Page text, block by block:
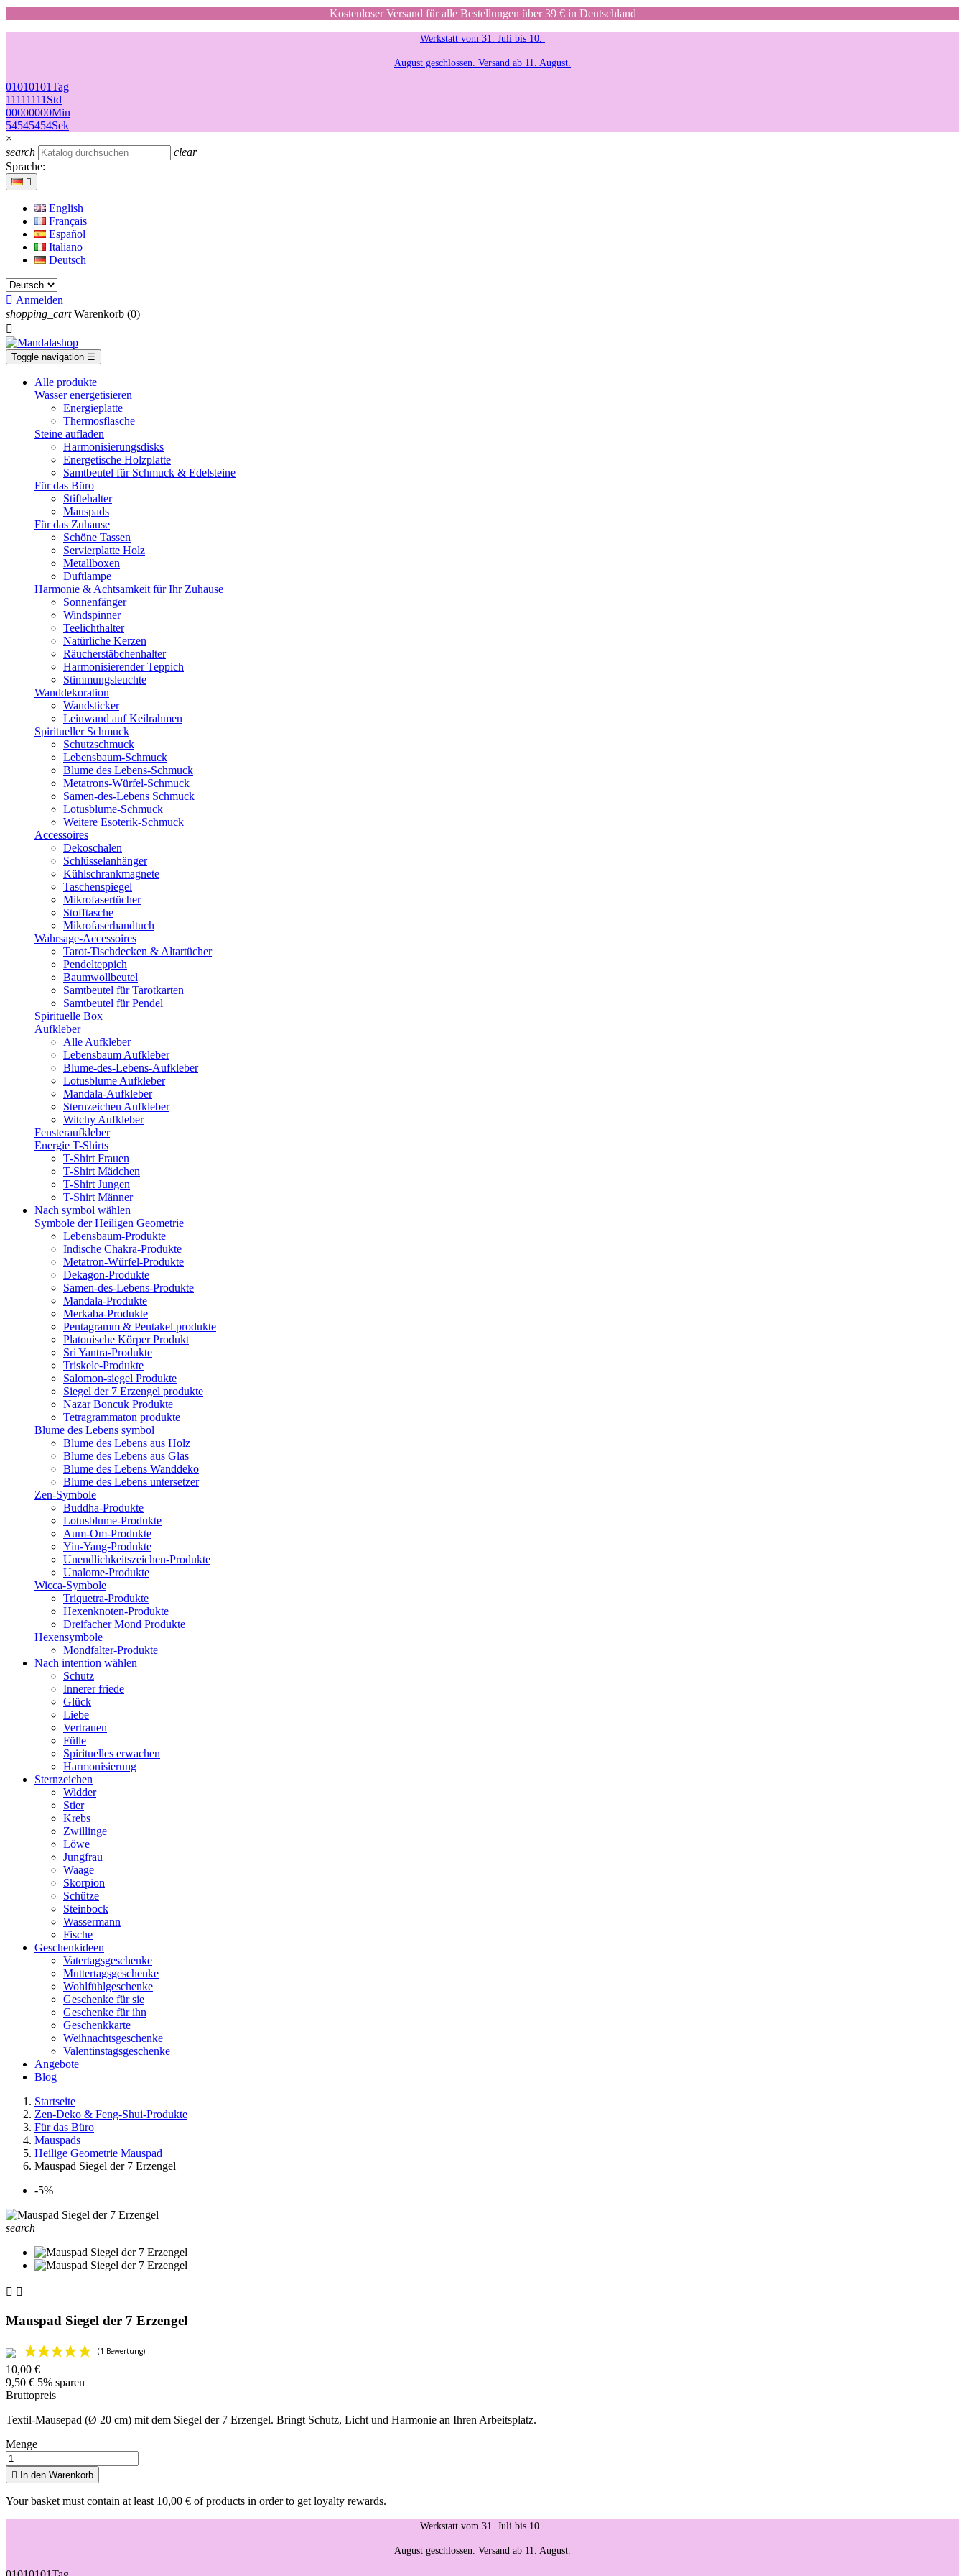
Kostenloser Versand für alle Bestellungen über 39 € in Deutschland
Werkstatt vom 31. Juli bis 10.
August geschlossen. Versand ab 11. August.
01010101Tag
11111111 Std
00000000Min
54545454Sek
×
search
clear
Sprache:

English
Français
Español
Italiano
Deutsch
 Anmelden
shopping_cart Warenkorb (0)

Toggle navigation ☰
Alle produkte
Wasser energetisieren
Energieplatte​
Thermosflasche
Steine aufladen
Harmonisierungsdisks
Energetische Holzplatte
Samtbeutel für Schmuck & Edelsteine
Für das Büro
Stiftehalter
Mauspads
Für das Zuhause
Schöne Tassen
Servierplatte Holz
Metallboxen
Duftlampe
Harmonie & Achtsamkeit für Ihr Zuhause
Sonnenfänger
Windspinner
Teelichthalter
Natürliche Kerzen
Räucherstäbchenhalter
Harmonisierender Teppich
Stimmungsleuchte
Wanddekoration
Wandsticker
Leinwand auf Keilrahmen
Spiritueller Schmuck
Schutzschmuck
Lebensbaum-Schmuck
Blume des Lebens-Schmuck
Metatrons-Würfel-Schmuck
Samen-des-Lebens Schmuck
Lotusblume-Schmuck
Weitere Esoterik-Schmuck
Accessoires
Dekoschalen
Schlüsselanhänger
Kühlschrankmagnete
Taschenspiegel
Mikrofasertücher
Stofftasche
Mikrofaserhandtuch
Wahrsage-Accessoires
Tarot-Tischdecken & Altartücher
Pendelteppich
Baumwollbeutel
Samtbeutel für Tarotkarten
Samtbeutel für Pendel
Spirituelle Box
Aufkleber
Alle Aufkleber
Lebensbaum Aufkleber
Blume-des-Lebens-Aufkleber
Lotusblume Aufkleber
Mandala-Aufkleber
Sternzeichen Aufkleber
Witchy Aufkleber
Fensteraufkleber
Energie T-Shirts
T-Shirt Frauen
T-Shirt Mädchen
T-Shirt Jungen
T-Shirt Männer
Nach symbol wählen
Symbole der Heiligen Geometrie
Lebensbaum-Produkte
Indische Chakra-Produkte
Metatron-Würfel-Produkte
Dekagon-Produkte
Samen-des-Lebens-Produkte
Mandala-Produkte
Merkaba-Produkte
Pentagramm & Pentakel produkte
Platonische Körper Produkt
Sri Yantra-Produkte
Triskele-Produkte
Salomon-siegel Produkte
Siegel der 7 Erzengel produkte
Nazar Boncuk Produkte
Tetragrammaton produkte
Blume des Lebens symbol​
Blume des Lebens aus Holz
Blume des Lebens aus Glas
Blume des Lebens Wanddeko
Blume des Lebens untersetzer
Zen-Symbole
Buddha-Produkte
Lotusblume-Produkte
Aum-Om-Produkte
Yin-Yang-Produkte
Unendlichkeitszeichen-Produkte
Unalome-Produkte
Wicca-Symbole
Triquetra-Produkte
Hexenknoten-Produkte
Dreifacher Mond Produkte
Hexensymbole
Mondfalter-Produkte
Nach intention wählen
Schutz
Innerer friede
Glück
Liebe
Vertrauen
Fülle
Spirituelles erwachen
Harmonisierung
Sternzeichen
Widder
Stier
Krebs
Zwillinge
Löwe
Jungfrau
Waage
Skorpion
Schütze
Steinbock
Wassermann
Fische
Geschenkideen
Vatertagsgeschenke
Muttertagsgeschenke
Wohlfühlgeschenke
Geschenke für sie
Geschenke für ihn
Geschenkkarte
Weihnachtsgeschenke
Valentinstagsgeschenke
Angebote
Blog
Startseite
Zen-Deko & Feng-Shui-Produkte
Für das Büro
Mauspads
Heilige Geometrie Mauspad
Mauspad Siegel der 7 Erzengel
-5%
search
 
Mauspad Siegel der 7 Erzengel
10,00 €
9,50 € 5% sparen
Bruttopreis
Textil-Mausepad (Ø 20 cm) mit dem Siegel der 7 Erzengel. Bringt Schutz, Licht und Harmonie an Ihren Arbeitsplatz.
Menge
 In den Warenkorb
Your basket must contain at least 10,00 € of products in order to get loyalty rewards.
Werkstatt vom 31. Juli bis 10.
August geschlossen. Versand ab 11. August.